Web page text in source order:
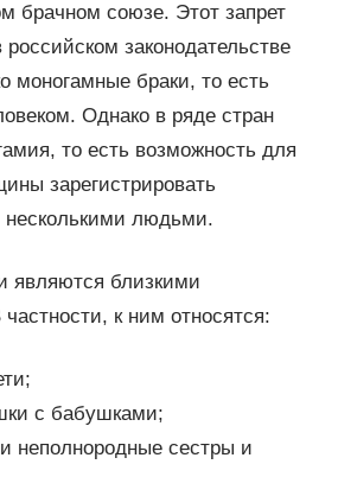
брачном союзе. Этот запрет
законодательстве
моногамные браки, то есть
Однако в ряде стран
то есть возможность для
зарегистрировать
несколькими людьми.
являются близкими
к ним относятся:
с бабушками;
неполнородные сестры и